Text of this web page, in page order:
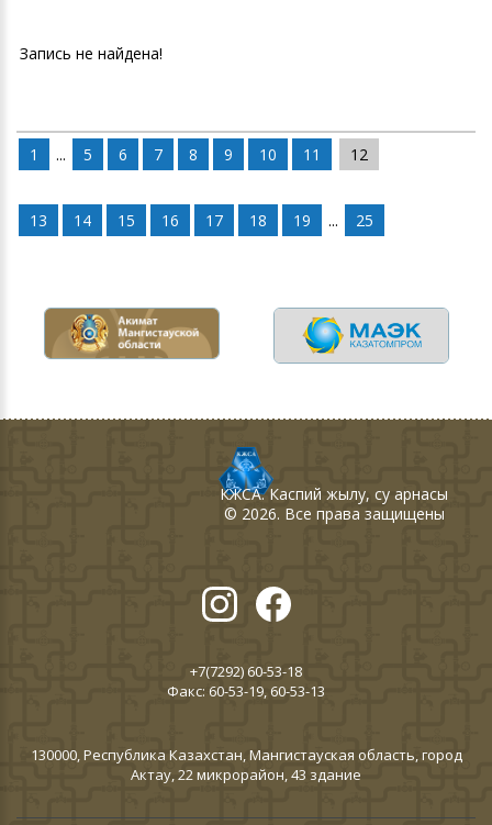
Запись не найдена!
1 ... 5 6 7 8 9 10 11 12
13 14 15 16 17 18 19 ... 25
КЖСА. Каспий жылу, су арнасы
© 2026. Все права защищены
+7(7292) 60-53-18
Факс: 60-53-19, 60-53-13
130000, Республика Казахстан, Мангистауская область, город
Актау, 22 микрорайон, 43 здание